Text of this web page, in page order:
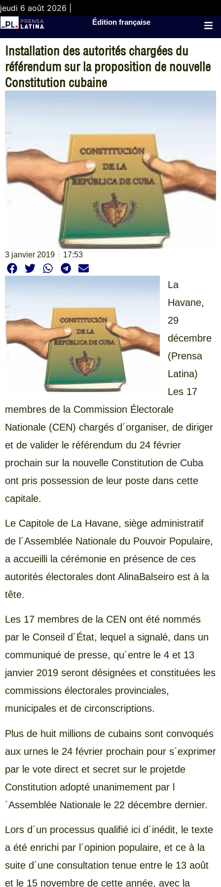
jeudi 6 août 2026 |
Édition française
Installation des autorités chargées du
référendum sur la proposition de nouvelle
Constitution cubaine
3 janvier 2019 17:53
La
Havane,
29
décembre
(Prensa
Latina)
Les 17
membres de la Commission Électorale
Nationale (CEN) chargés d´organiser, de diriger
et de valider le référendum du 24 février
prochain sur la nouvelle Constitution de Cuba
ont pris possession de leur poste dans cette
capitale.
Le Capitole de La Havane, siège administratif
de l´Assemblée Nationale du Pouvoir Populaire,
a accueilli la cérémonie en présence de ces
autorités électorales dont AlinaBalseiro est à la
tête.
Les 17 membres de la CEN ont été nommés
par le Conseil d´État, lequel a signalé, dans un
communiqué de presse, qu´entre le 4 et 13
janvier 2019 seront désignées et constituées les
commissions électorales provinciales,
municipales et de circonscriptions.
Plus de huit millions de cubains sont convoqués
aux urnes le 24 février prochain pour s´exprimer
par le vote direct et secret sur le projetde
Constitution adopté unanimement par l
´Assemblée Nationale le 22 décembre dernier.
Lors d´un processus qualifié ici d´inédit, le texte
a été enrichi par l´opinion populaire, et ce à la
suite d´une consultation tenue entre le 13 août
et le 15 novembre de cette année, avec la